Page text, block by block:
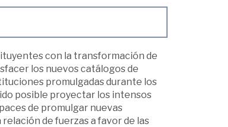
con la transformación de
los nuevos catálogos de
promulgadas durante los
posible proyectar los intensos
de promulgar nuevas
de fuerzas a favor de las